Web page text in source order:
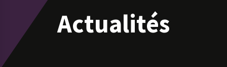
Actualités